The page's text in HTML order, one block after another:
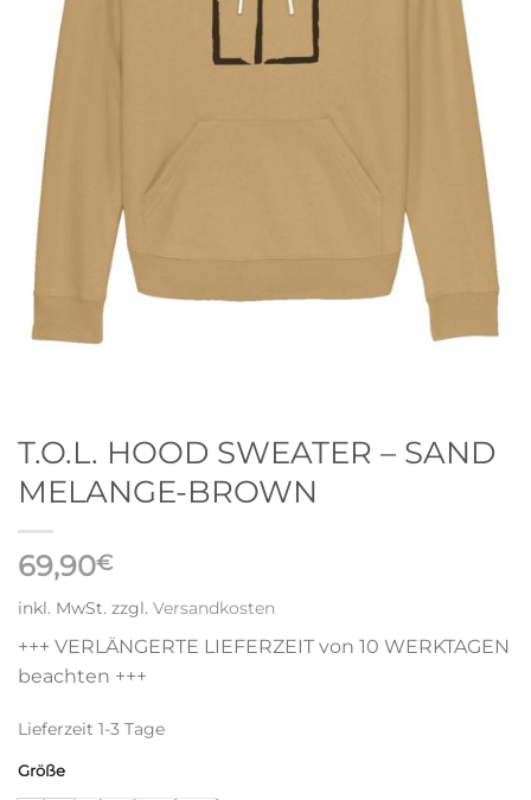
T.O.L. HOOD SWEATER – SAND
MELANGE-BROWN
69,90€
inkl. MwSt. zzgl. Versandkosten
+++ VERLÄNGERTE LIEFERZEIT von 10 WERKTAGEN
beachten +++
Lieferzeit 1-3 Tage
Größe